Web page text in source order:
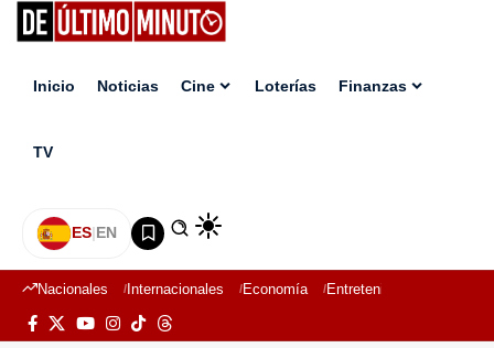
Inicio Noticias Cine Loterías Finanzas
TV
ES|EN
Nacionales Internacionales Economía Entretenimiento